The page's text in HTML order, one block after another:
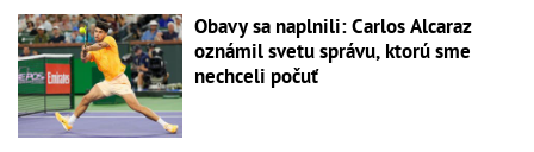
Obavy sa naplnili: Carlos Alcaraz
oznámil svetu správu, ktorú sme
nechceli počuť